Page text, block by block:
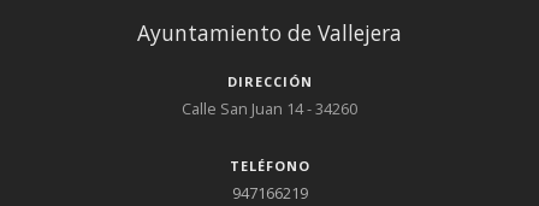
Ayuntamiento de Vallejera
DIRECCIÓN
Calle San Juan 14 - 34260
TELÉFONO
947166219